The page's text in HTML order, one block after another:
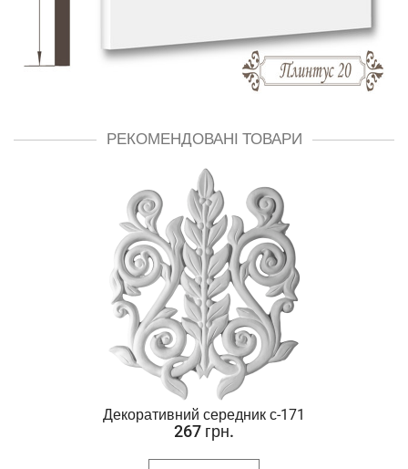
РЕКОМЕНДОВАНІ ТОВАРИ
Декоративний середник с-171
267 грн.